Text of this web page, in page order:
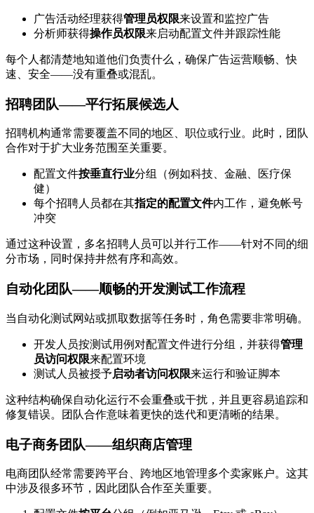
广告活动经理获得管理员权限来设置和监控广告
分析师获得操作员权限来启动配置文件并跟踪性能
每个人都清楚地知道他们负责什么，确保广告运营顺畅、快
速、安全——没有重叠或混乱。
招聘团队——平行拓展候选人
招聘机构通常需要覆盖不同的地区、职位或行业。此时，团队
合作对于扩大业务范围至关重要。
配置文件按垂直行业分组（例如科技、金融、医疗保
健）
每个招聘人员都在其指定的配置文件内工作，避免帐号
冲突
通过这种设置，多名招聘人员可以并行工作——针对不同的细
分市场，同时保持井然有序和高效。
自动化团队——顺畅的开发测试工作流程
当自动化测试网站或抓取数据等任务时，角色需要非常明确。
开发人员按测试用例对配置文件进行分组，并获得管理
员访问权限来配置环境
测试人员被授予启动者访问权限来运行和验证脚本
这种结构确保自动化运行不会重叠或干扰，并且更容易追踪和
修复错误。团队合作意味着更快的迭代和更清晰的结果。
电子商务团队——组织商店管理
电商团队经常需要跨平台、跨地区地管理多个卖家账户。这其
中涉及很多环节，因此团队合作至关重要。